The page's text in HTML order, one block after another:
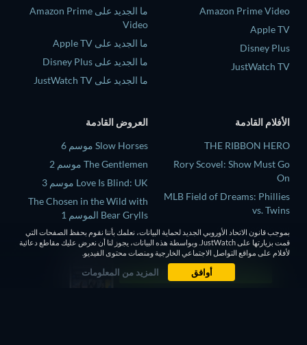
Amazon Prime Video
Apple TV
Disney Plus
JustWatch TV
ما الجديد على Amazon Prime
Video
ما الجديد على Apple TV
ما الجديد على Disney Plus
ما الجديد على JustWatch TV
الأفلام القادمة
THE RIBBON HERO
Rory Scovel: Show Must Go
On
MLB Field of Dreams: Phillies
vs. Twins
Above and Below
This, That, and Everything in
Between
العروض القادمة
Slow Horses موسم 6
The Gentlemen موسم 2
Love Is Blind: UK موسم 3
The Chosen in the Wild with
Bear Grylls الموسم 1
Mourinho موسم 1
بموجب قانون الاتحاد الأوروبي الجديد لحماية البيانات، نعلمك بأننا نقوم بحفظ الصفحات التي
قمت بزيارتها على JustWatch. وبواسطة هذه البيانات، يجوز لنا أن نعرض عليك مقاطع دعائية
لأفلام على مواقع التواصل الاجتماعي الخارجية ومنصات محتوى الفيديو.
أوافق المزيد من المعلومات